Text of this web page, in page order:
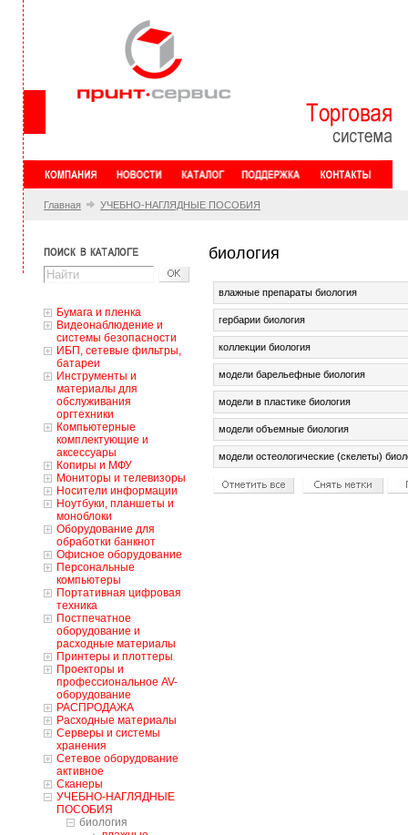
Главная УЧЕБНО-НАГЛЯДНЫЕ ПОСОБИЯ
Бумага и пленка
Видеонаблюдение и
системы безопасности
ИБП, сетевые фильтры,
батареи
Инструменты и
материалы для
обслуживания
оргтехники
Компьютерные
комплектующие и
аксессуары
Копиры и МФУ
Мониторы и телевизоры
Носители информации
Ноутбуки, планшеты и
моноблоки
Оборудование для
обработки банкнот
Офисное оборудование
Персональные
компьютеры
Портативная цифровая
техника
Постпечатное
оборудование и
расходные материалы
Принтеры и плоттеры
Проекторы и
профессиональное AV-
оборудование
РАСПРОДАЖА
Расходные материалы
Серверы и системы
хранения
Сетевое оборудование
активное
Сканеры
УЧЕБНО-НАГЛЯДНЫЕ
ПОСОБИЯ
биология
биология
влажные препараты биология
гербарии биология
коллекции биология
модели барельефные биология
модели в пластике биология
модели объемные биология
модели остеологические (скелеты)